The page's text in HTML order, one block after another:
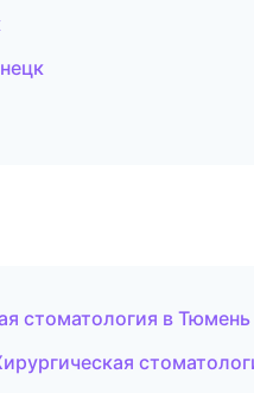
стоматология в Тюмень